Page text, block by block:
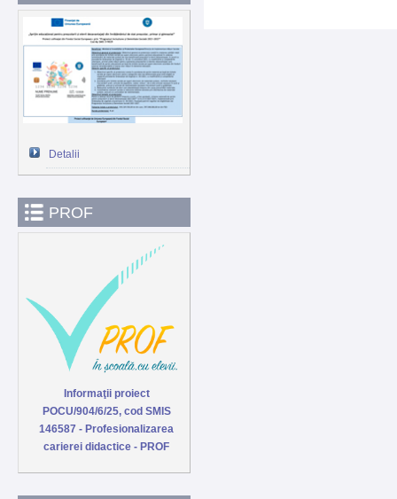
Detalii
PROF
Informaţii proiect
POCU/904/6/25, cod SMIS
146587 - Profesionalizarea
carierei didactice - PROF